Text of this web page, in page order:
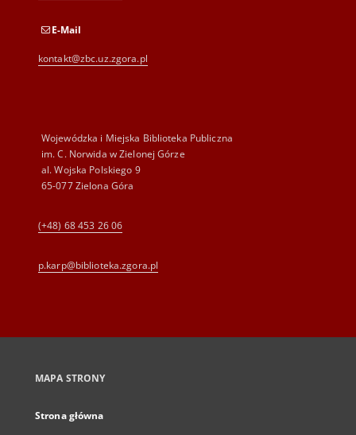
E-Mail
kontakt@zbc.uz.zgora.pl
Wojewódzka i Miejska Biblioteka Publiczna
im. C. Norwida w Zielonej Górze
al. Wojska Polskiego 9
65-077 Zielona Góra
(+48) 68 453 26 06
p.karp@biblioteka.zgora.pl
MAPA STRONY
Strona główna